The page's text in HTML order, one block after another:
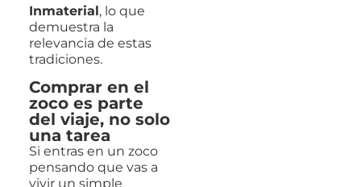
Inmaterial, lo que
demuestra la
relevancia de estas
tradiciones.
Comprar en el
zoco es parte
del viaje, no solo
una tarea
Si entras en un zoco
pensando que vas a
vivir un simple